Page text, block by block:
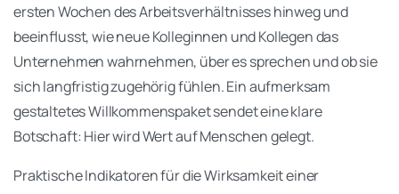
ersten Wochen des Arbeitsverhältnisses hinweg und
beeinflusst, wie neue Kolleginnen und Kollegen das
Unternehmen wahrnehmen, über es sprechen und ob sie
sich langfristig zugehörig fühlen. Ein aufmerksam
gestaltetes Willkommenspaket sendet eine klare
Botschaft: Hier wird Wert auf Menschen gelegt.
Praktische Indikatoren für die Wirksamkeit einer